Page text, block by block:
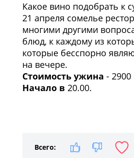
Какое вино подобрать к
21 апреля сомелье
многими другими
блюд, к каждому из
которые бесспорно
на вечере.
Стоимость ужина - 2900
Начало в 20.00.
Всего: